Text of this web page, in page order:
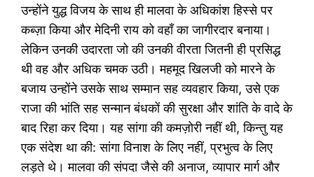
उन्होंने युद्ध विजय के साथ ही मालवा के अधिकांश हिस्से पर
कब्ज़ा किया और मेदिनी राय को वहाँ का जागीरदार बनाया।
लेकिन उनकी उदारता जो की उनकी वीरता जितनी ही प्रसिद्ध
थी वह और अधिक चमक उठी। महमूद खिलजी को मारने के
बजाय उन्होंने उसके साथ सम्मान सह व्यवहार किया, उसे एक
राजा की भांति सह सन्मान बंधकों की सुरक्षा और शांति के वादे के
बाद रिहा कर दिया। यह सांगा की कमज़ोरी नहीं थी, किन्तु यह
एक संदेश था की: सांगा विनाश के लिए नहीं, प्रभुत्व के लिए
लड़ते थे। मालवा की संपदा जैसे की अनाज, व्यापार मार्ग और